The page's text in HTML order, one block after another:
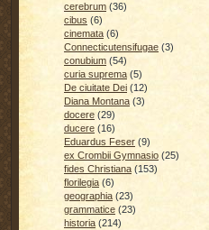
cerebrum (36)
cibus (6)
cinemata (6)
Connecticutensifugae (3)
conubium (54)
curia suprema (5)
De ciuitate Dei (12)
Diana Montana (3)
docere (29)
ducere (16)
Eduardus Feser (9)
ex Crombii Gymnasio (25)
fides Christiana (153)
florilegia (6)
geographia (23)
grammatice (23)
historia (214)